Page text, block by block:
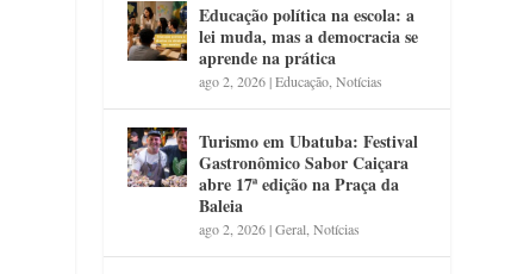
Educação política na escola: a
lei muda, mas a democracia se
aprende na prática
ago 2, 2026|Educação ,Notícias
Turismo em Ubatuba: Festival
Gastronômico Sabor Caiçara
abre 17ª edição na Praça da
Baleia
ago 2, 2026|Geral ,Notícias